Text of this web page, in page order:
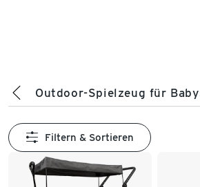
Outdoor-Spielzeug für
Filtern & Sortieren